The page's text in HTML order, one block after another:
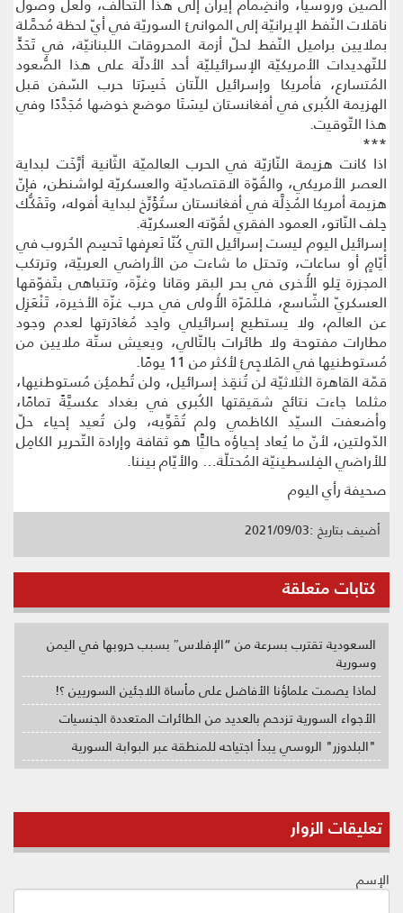
الصين وروسيا، وانضِمام إيران إلى هذا التّحالف، ولعلّ وصول
ناقلات النّفط الإيرانيّة إلى الموانئ السوريّة في أيّ لحظة مُحمَّلة
بملايين براميل النّفط لحلّ أزمة المحروقات اللبنانيّة، في تَحَدٍّ
للتّهديدات الأمريكيّة الإسرائيليّة أحد الأدلّة على هذا الصُّعود
المُتسارع، فأمريكا وإسرائيل اللّتان خَسِرَتا حرب السّفن قبل
الهزيمة الكُبرى في أفغانستان ليسَتَا موضع خوضها مُجَدَّدًا وفي
هذا التّوقيت.
***
اذا كانت هزيمة النّازيّة في الحرب العالميّة الثّانية أرَّخَت لبداية
العصر الأمريكي، والقُوّة الاقتصاديّة والعسكريّة لواشنطن، فإنّ
هزيمة أمريكا المُذِلَّة في أفغانستان ستُؤَرِّخ لبداية أفوله، وتَفَكُّك
حِلف النّاتو، العمود الفقري لقُوّته العسكريّة.
إسرائيل اليوم ليست إسرائيل التي كُنّا نَعرِفها تَحسِم الحُروب في
أيّامٍ أو ساعات، وتحتل ما شاءت من الأراضي العربيّة، وترتكب
المجزرة تِلو الأُخرى في بحر البقر وقانا وغزّة، وتتباهى بتَفوّقها
العسكريّ الشّاسع، فللمَرّة الأُولى في حرب غزّة الأخيرة، تَنْعَزِل
عن العالم، ولا يستطيع إسرائيلي واحِد مُغادَرتها لعدم وجود
مطارات مفتوحة ولا طائرات بالتّالي، ويعيش ستّة ملايين من
مُستوطنيها في المَلاجِئ لأكثر من 11 يومًا.
قمّة القاهرة الثلاثيّة لن تُنقِذ إسرائيل، ولن تُطمئِن مُستوطنيها،
مثلما جاءت نتائج شقيقتها الكُبرى في بغداد عكسيَّةً تمامًا،
وأضعفت السيّد الكاظمي ولم تُقَوِّيه، ولن تُعيد إحياء حلّ
الدّولتين، لأنّ ما يُعاد إحياؤه حاليًّا هو ثقافة وإرادة التّحرير الكامِل
للأراضي الفِلسطينيّة المُحتلّة… والأيّام بيننا.
صحيفة رأي اليوم
أضيف بتاريخ :2021/09/03
كتابات متعلقة
السعودية تقترب بسرعة من “الإفلاس″ بسبب حروبها في اليمن
وسورية
لماذا يصمت علماؤنا الأفاضل على مأساة اللاجئين السوريين ؟!
الأجواء السورية تزدحم بالعديد من الطائرات المتعددة الجنسيات
"البلدوزر" الروسي يبدأ اجتياحه للمنطقة عبر البوابة السورية
تعليقات الزوار
الإسم